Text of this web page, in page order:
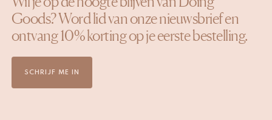
Goods? Word lid van onze nieuwsbrief en
ontvang 10% korting op je eerste bestelling.
SCHRIJF ME IN